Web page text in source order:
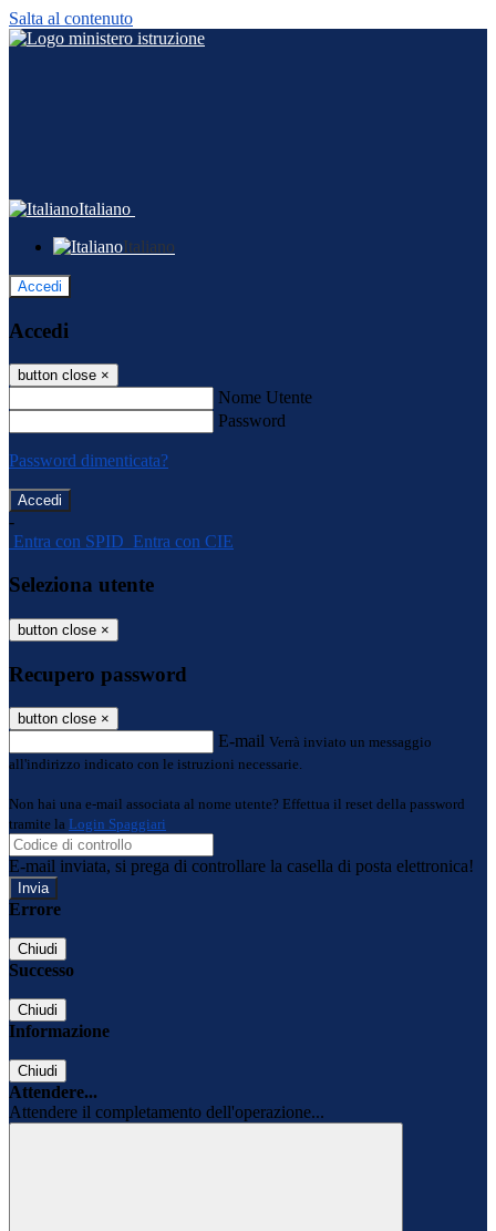
Salta al contenuto
Italiano
Italiano
Accedi
Accedi
button close ×
Nome Utente
Password
Password dimenticata?
-
Entra con SPID Entra con CIE
Seleziona utente
button close ×
Recupero password
button close ×
E-mail Verrà inviato un messaggio
all'indirizzo indicato con le istruzioni necessarie.
Non hai una e-mail associata al nome utente? Effettua il reset della password
tramite la Login Spaggiari
E-mail inviata, si prega di controllare la casella di posta elettronica!
Errore
Chiudi
Successo
Chiudi
Informazione
Chiudi
Attendere...
Attendere il completamento dell'operazione...